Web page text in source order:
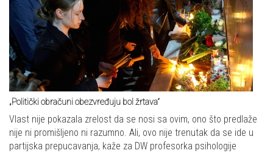
„Politički obračuni obezvređuju bol žrtava“
Vlast nije pokazala zrelost da se nosi sa ovim, ono što predlaže
nije ni promišljeno ni razumno. Ali, ovo nije trenutak da se ide u
partijska prepucavanja, kaže za DW profesorka psihologije